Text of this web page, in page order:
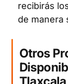
recibirás
de manera
Otros
Tlaxcala